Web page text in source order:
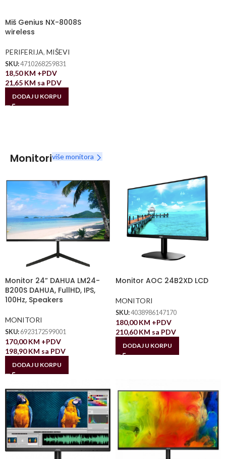
Miš Genius NX-8008S
wireless
PERIFERIJA, MIŠEVI
SKU:4710268259831
18,50KM +PDV
21,65 KM sa PDV
DODAJ U KORPU
Monitoriviše monitora
Monitor 24” DAHUA LM24-
B200S DAHUA, FullHD, IPS,
100Hz, Speakers
MONITORI
SKU: 6923172599001
170,00KM +PDV
198,90KM sa PDV
DODAJ U KORPU
Monitor AOC 24B2XD LCD
MONITORI
SKU:4038986147170
180,00KM +PDV
210,60KM sa PDV
DODAJ U KORPU